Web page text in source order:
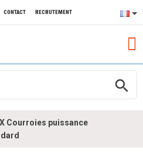
search
CONTACT RECRUTEMENT
Courroies puissance